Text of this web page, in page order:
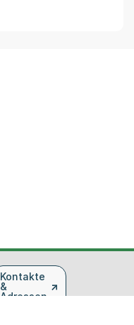
Kontakte
&
Adressen